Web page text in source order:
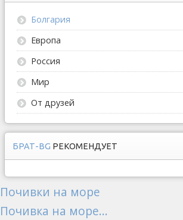
Болгария
Европа
Россия
Мир
От друзей
БРАТ-BG РЕКОМЕНДУЕТ
Почивки на море
Почивка на море...